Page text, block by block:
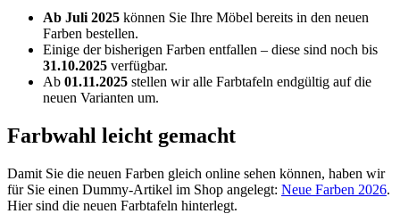
Ab Juli 2025 können Sie Ihre Möbel bereits in den neuen
Farben bestellen.
Einige der bisherigen Farben entfallen – diese sind noch bis
31.10.2025 verfügbar.
Ab 01.11.2025 stellen wir alle Farbtafeln endgültig auf die
neuen Varianten um.
Farbwahl leicht gemacht
Damit Sie die neuen Farben gleich online sehen können, haben wir
für Sie einen Dummy-Artikel im Shop angelegt: Neue Farben 2026.
Hier sind die neuen Farbtafeln hinterlegt.